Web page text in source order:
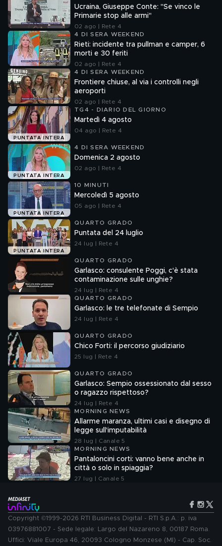
Ucraina, Giuseppe Conte: "Se vinco le
Primarie stop alle armi"
02 ago | Rete 4
4 DI SERA WEEKEND
Rieti: incidente tra pullman e camper, 6
morti e 30 feriti
02 ago | Rete 4
4 DI SERA WEEKEND
Frontiere chiuse, al via i controlli negli
aeroporti
02 ago | Rete 4
PUNTATA INTERA
TG4 - DIARIO DEL GIORNO
Martedì 4 agosto
04 ago | Rete 4
PUNTATA INTERA
4 DI SERA WEEKEND
Domenica 2 agosto
02 ago | Rete 4
PUNTATA INTERA
10 MINUTI
Mercoledì 5 agosto
05 ago | Rete 4
PUNTATA INTERA
QUARTO GRADO
Puntata del 24 luglio
24 lug | Rete 4
QUARTO GRADO
Garlasco: consulente Poggi, c'è stata
contaminazione sulle unghie?
24 lug | Rete 4
QUARTO GRADO
Garlasco: le tre telefonate di Sempio
24 lug | Rete 4
QUARTO GRADO
Chico Forti: il percorso giudiziario
25 lug | Rete 4
QUARTO GRADO
Garlasco: Sempio ossessionato dal sesso
o ragazzo rispettoso?
24 lug | Rete 4
MORNING NEWS
Allarme maranza, ultimi casi e disegno di
legge sull'imputabilità
28 lug | Canale 5
MORNING NEWS
Pantaloncini corti: vanno bene anche in
città o solo in spiaggia?
27 lug | Canale 5
Copyright ©1999-2026 RTI Business Digital - RTI S.p.A.: p. iva
03976881007 - Sede legale: Largo del Nazareno 8, 00187 Roma.
Uffici: Viale Europa 46, 20093 Cologno Monzese (MI) - Cap. Soc.